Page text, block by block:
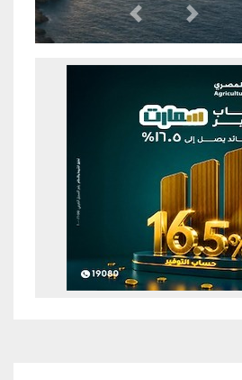
Previous Next